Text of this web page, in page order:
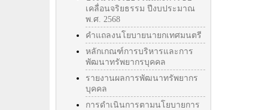
เคลื่อนจริยธรรม ปีงบประมาณ
พ.ศ. 2568
คำแถลงนโยบายนายกเทศมนตรี
หลักเกณฑ์การบริหารและการ
พัฒนาทรัพยากรบุคคล
รายงานผลการพัฒนาทรัพยากร
บุคคล
การดำเนินการตามนโยบายการ